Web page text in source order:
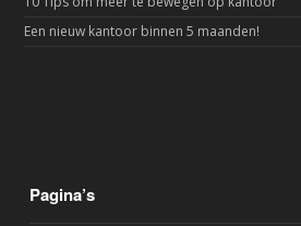
Een nieuw kantoor binnen 5 maanden!
Pagina’s